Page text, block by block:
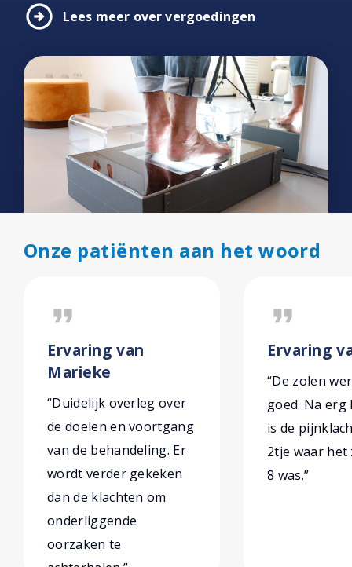
arrow_circle_right Lees meer over vergoedingen
Onze patiënten aan het woord
format_quote
Ervaring van
Marieke
“Duidelijk overleg over
de doelen en voortgang
van de behandeling. Er
wordt verder gekeken
dan de klachten om
onderliggende
oorzaken te
format_quote
Ervaring
“De zolen
goed. Na
is de
2tje waar het
8 was.”